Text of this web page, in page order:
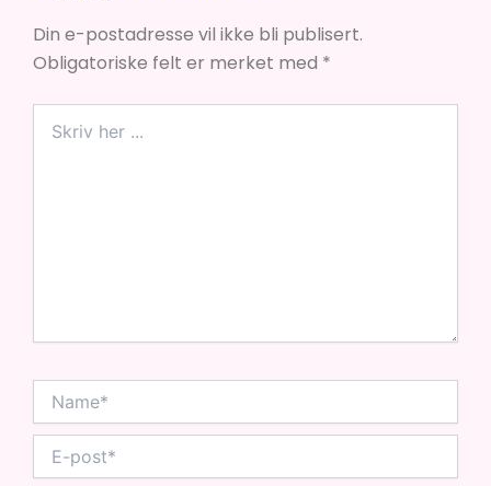
Din e-postadresse vil ikke bli publisert.
Obligatoriske felt er merket med *
her
Name*
post*